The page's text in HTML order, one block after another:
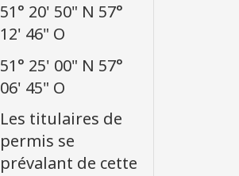
51° 20' 50" N 57°
12' 46" O
51° 25' 00" N 57°
06' 45" O
Les titulaires de
permis se
prévalant de cette